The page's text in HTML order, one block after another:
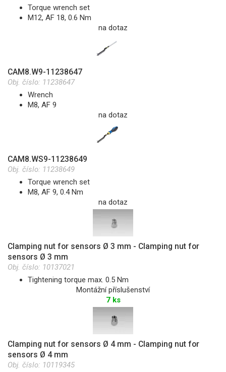
Torque wrench set
M12, AF 18, 0.6 Nm
na dotaz
CAM8.W9-11238647
Obj. číslo: 11238647
Wrench
M8, AF 9
na dotaz
CAM8.WS9-11238649
Obj. číslo: 11238649
Torque wrench set
M8, AF 9, 0.4 Nm
na dotaz
Clamping nut for sensors Ø 3 mm - Clamping nut for
sensors Ø 3 mm
Obj. číslo: 10137021
Tightening torque max. 0.5 Nm
Montážní příslušenství
7 ks
Clamping nut for sensors Ø 4 mm - Clamping nut for
sensors Ø 4 mm
Obj. číslo: 10119345